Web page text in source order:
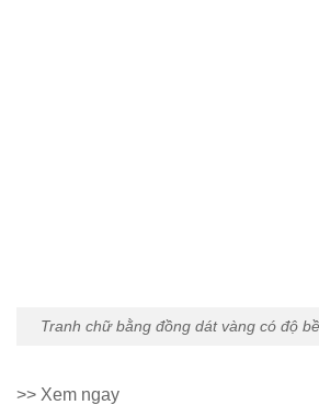
Tranh chữ bằng đồng dát vàng có độ
>> Xem ngay